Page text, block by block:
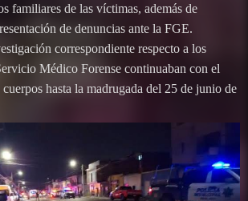
familiares de las víctimas, además de
de denuncias ante la FGE.
correspondiente respecto a los
Médico Forense continuaban con el
hasta la madrugada del 25 de junio de